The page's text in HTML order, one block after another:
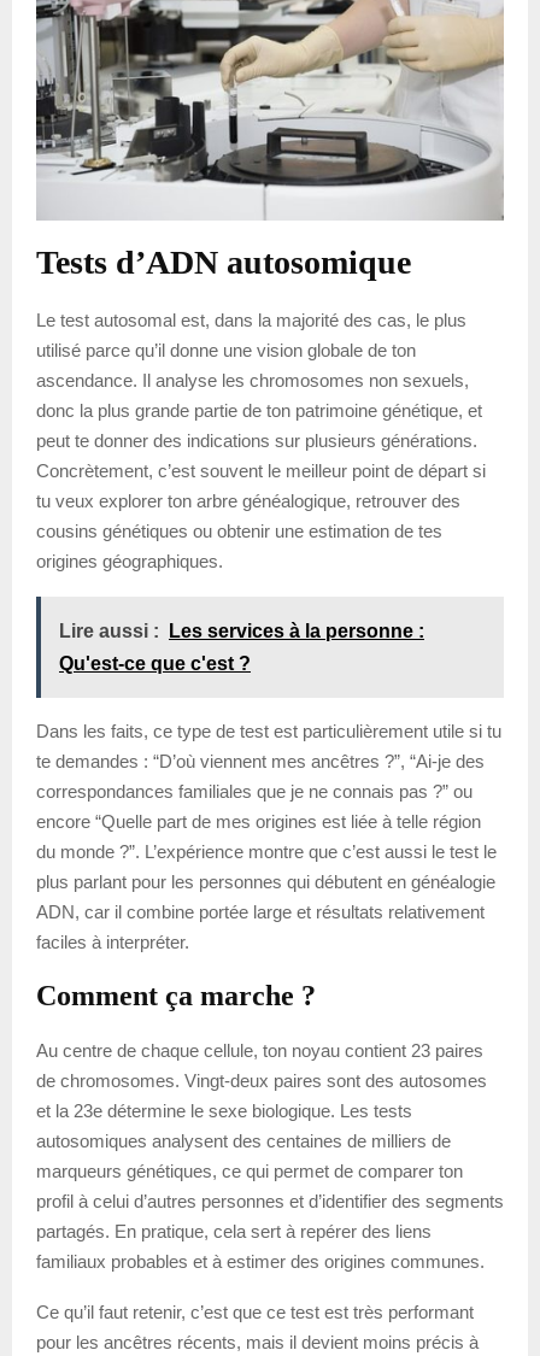
Tests d’ADN autosomique
Le test autosomal est, dans la majorité des cas, le plus
utilisé parce qu’il donne une vision globale de ton
ascendance. Il analyse les chromosomes non sexuels,
donc la plus grande partie de ton patrimoine génétique, et
peut te donner des indications sur plusieurs générations.
Concrètement, c’est souvent le meilleur point de départ si
tu veux explorer ton arbre généalogique, retrouver des
cousins génétiques ou obtenir une estimation de tes
origines géographiques.
Lire aussi :
Les services à la personne :
Qu'est-ce que c'est ?
Dans les faits, ce type de test est particulièrement utile si tu
te demandes : “D’où viennent mes ancêtres ?”, “Ai-je des
correspondances familiales que je ne connais pas ?” ou
encore “Quelle part de mes origines est liée à telle région
du monde ?”. L’expérience montre que c’est aussi le test le
plus parlant pour les personnes qui débutent en généalogie
ADN, car il combine portée large et résultats relativement
faciles à interpréter.
Comment ça marche ?
Au centre de chaque cellule, ton noyau contient 23 paires
de chromosomes. Vingt-deux paires sont des autosomes
et la 23e détermine le sexe biologique. Les tests
autosomiques analysent des centaines de milliers de
marqueurs génétiques, ce qui permet de comparer ton
profil à celui d’autres personnes et d’identifier des segments
partagés. En pratique, cela sert à repérer des liens
familiaux probables et à estimer des origines communes.
Ce qu’il faut retenir, c’est que ce test est très performant
pour les ancêtres récents, mais il devient moins précis à